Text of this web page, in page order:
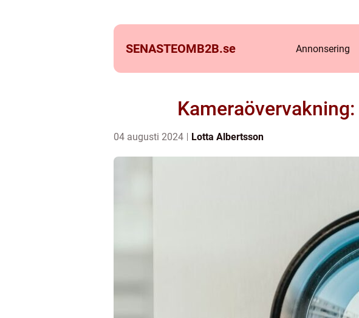
SENASTEOMB2B.se Annonsering
04 augusti 2024 Lotta Albertsson